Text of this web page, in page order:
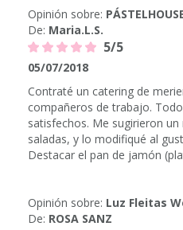
Opinión sobre:
De: Maria.L.S.
5/5
05/07/2018
Contraté un catering de
compañeros de trabajo.
satisfechos. Me sugirieron
saladas, y lo modifiqué al
Destacar el pan de jamón
Opinión sobre: Luz Fleitas
De: ROSA SANZ